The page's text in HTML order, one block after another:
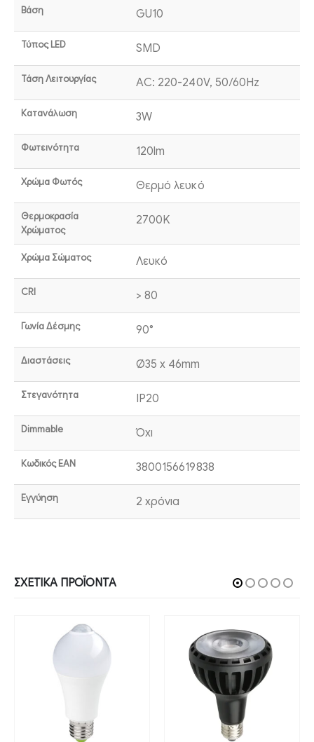
Βάση GU10
Τύπος LED SMD
Τάση Λειτουργίας AC: 220-240V, 50/60Hz
Κατανάλωση 3W
Φωτεινότητα 120lm
Χρώμα Φωτός Θερμό λευκό
Θερμοκρασία
Χρώματος
2700K
Χρώμα Σώματος Λευκό
CRI > 80
Γωνία Δέσμης 90°
Διαστάσεις Ø35 x 46mm
Στεγανότητα IP20
Dimmable Όχι
Κωδικός EAN 3800156619838
Εγγύηση 2 χρόνια
ΣΧΕΤΙΚΆ ΠΡΟΪΌΝΤΑ